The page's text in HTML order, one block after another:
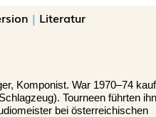
| Literatur
Komponist. War 1970–74
Tourneen führten
bei österreichischen